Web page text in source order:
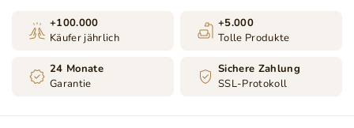
+100.000
Käufer jährlich
+5.000
Tolle Produkte
24 Monate
Garantie
Sichere Zahlung
SSL-Protokoll